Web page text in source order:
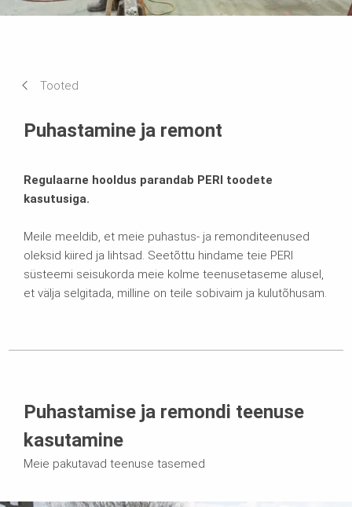
Tooted
Puhastamine ja remont
Regulaarne hooldus parandab PERI toodete
kasutusiga.
Meile meeldib, et meie puhastus- ja remonditeenused
oleksid kiired ja lihtsad. Seetõttu hindame teie PERI
süsteemi seisukorda meie kolme teenusetaseme alusel,
et välja selgitada, milline on teile sobivaim ja kulutõhusam.
Puhastamise ja remondi teenuse
kasutamine
Meie pakutavad teenuse tasemed